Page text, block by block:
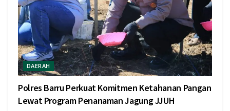
DAERAH
Polres Barru Perkuat Komitmen Ketahanan Pangan
Lewat Program Penanaman Jagung JJUH